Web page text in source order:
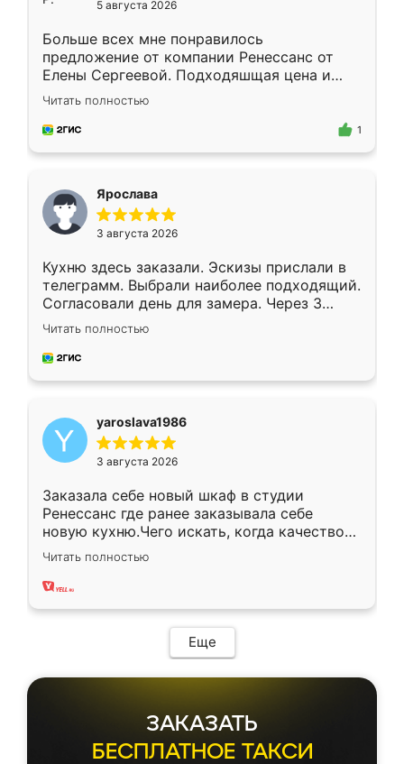
5 августа 2026
Больше всех мне понравилось
предложение от компании Ренессанс от
Елены Сергеевой. Подходяшщая цена и
короткие сроки изготовления. Приехавший
для замера сотрудник Владислав
предложил по моему эскизу самый
Читать полностью
1
Ярослава
3 августа 2026
Кухню здесь заказали. Эскизы прислали в
телеграмм. Выбрали наиболее подходящий.
Согласовали день для замера. Через 3
недели кухня была уже готова. Остались
довольны работой. Спасибо Ренессанс
мебель за качественную работу!
Читать полностью
yaroslava1986
3 августа 2026
Заказала себе новый шкаф в студии
Ренессанс где ранее заказывала себе
новую кухню.Чего искать, когда качеством
вполне довольна. Служит кухня уже почти
два года, нареканий нет.
Читать полностью
Еще
ЗАКАЗАТЬ
БЕСПЛАТНОЕ ТАКСИ